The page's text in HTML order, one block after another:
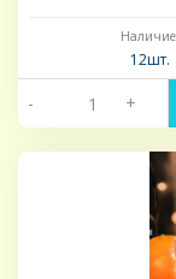
12шт.
- +